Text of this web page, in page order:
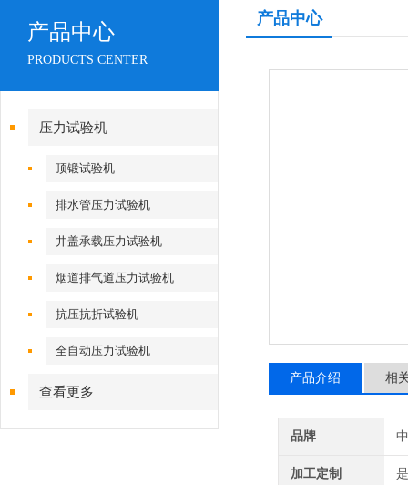
产品中心
PRODUCTS CENTER
压力试验机
顶锻试验机
排水管压力试验机
井盖承载压力试验机
烟道排气道压力试验机
抗压抗折试验机
全自动压力试验机
查看更多
产品中心
产品介绍 相
品牌
加工定制 是